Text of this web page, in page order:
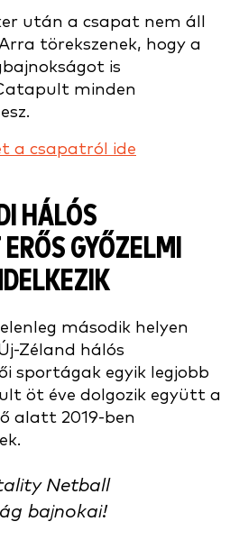
után a csapat nem áll
törekszenek, hogy a
is
minden
a csapatról ide
HÁLÓS
GYŐZELMI
második helyen
Zéland hálós
sportágak egyik legjobb
öt éve dolgozik együtt a
alatt 2019-ben
Netball
bajnokai!